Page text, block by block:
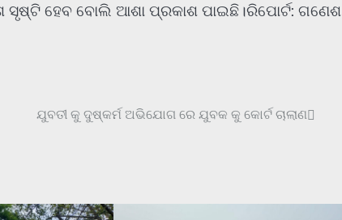
ସୃଷ୍ଟି ହେବ ବୋଲି ଆଶା ପ୍ରକାଶ ପାଇଛି।ରିପୋର୍ଟ: ଗଣେଶ
ଯୁବତୀ କୁ ଦୁଷ୍କର୍ମ ଅଭିଯୋଗ ରେ ଯୁବକ କୁ କୋର୍ଟ ଚାଲାଣ